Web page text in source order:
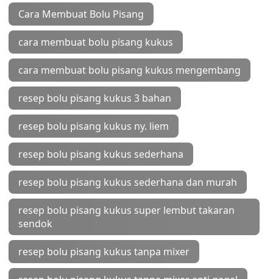
Cara Membuat Bolu Pisang
cara membuat bolu pisang kukus
cara membuat bolu pisang kukus mengembang
resep bolu pisang kukus 3 bahan
resep bolu pisang kukus ny. liem
resep bolu pisang kukus sederhana
resep bolu pisang kukus sederhana dan murah
resep bolu pisang kukus super lembut takaran
sendok
resep bolu pisang kukus tanpa mixer